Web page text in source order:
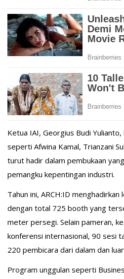
Ketua IAI, Georgius Budi
seperti Afwina Kamal, Trianzani
turut hadir dalam pembukaan
pemangku kepentingan industri.
Tahun ini, ARCH:ID
dengan total 725 booth yang
meter persegi. Selain pameran,
konferensi internasional, 90 sesi
220 pembicara dari dalam dan
Program unggulan seperti